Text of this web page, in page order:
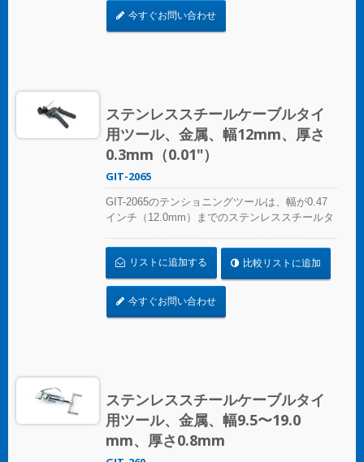
学に基づいた滑り止めのクッションハンドルを
備えています。
今すぐお問い合わせ
ステンレススチールケーブルタイ
用ツール、金属、幅12mm、厚さ
0.3mm（0.01"）
GIT-2065
GIT-2065のテンショニングツールは、幅が0.47
インチ（12.0mm）までのステンレススチールタ
レススチールタイを切断します。テンショニン
グツールは、多くのサイクルにわたって一貫し
た使用を提供し、快適さとコントロールのため
に人間工学に基づいた滑り止めのクッションハ
ンドルを備えています。
リストに追加する 比較リストに追加
今すぐお問い合わせ
ステンレススチールケーブルタイ
用ツール、金属、幅9.5〜19.0
mm、厚さ0.8mm